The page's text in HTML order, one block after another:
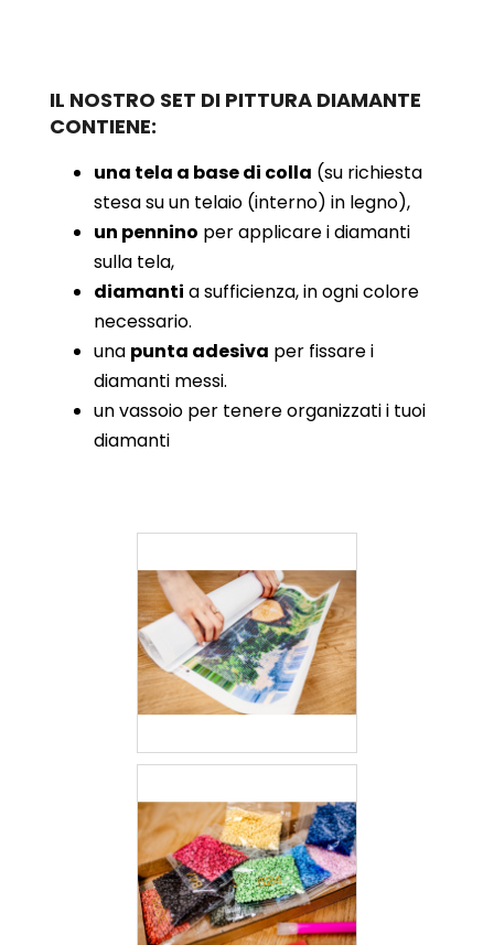
IL NOSTRO SET DI PITTURA DIAMANTE
CONTIENE:
una tela a base di colla (su richiesta
stesa su un telaio (interno) in legno),
un pennino per applicare i diamanti
sulla tela,
diamanti a sufficienza, in ogni colore
necessario.
una punta adesiva per fissare i
diamanti messi.
un vassoio per tenere organizzati i tuoi
diamanti